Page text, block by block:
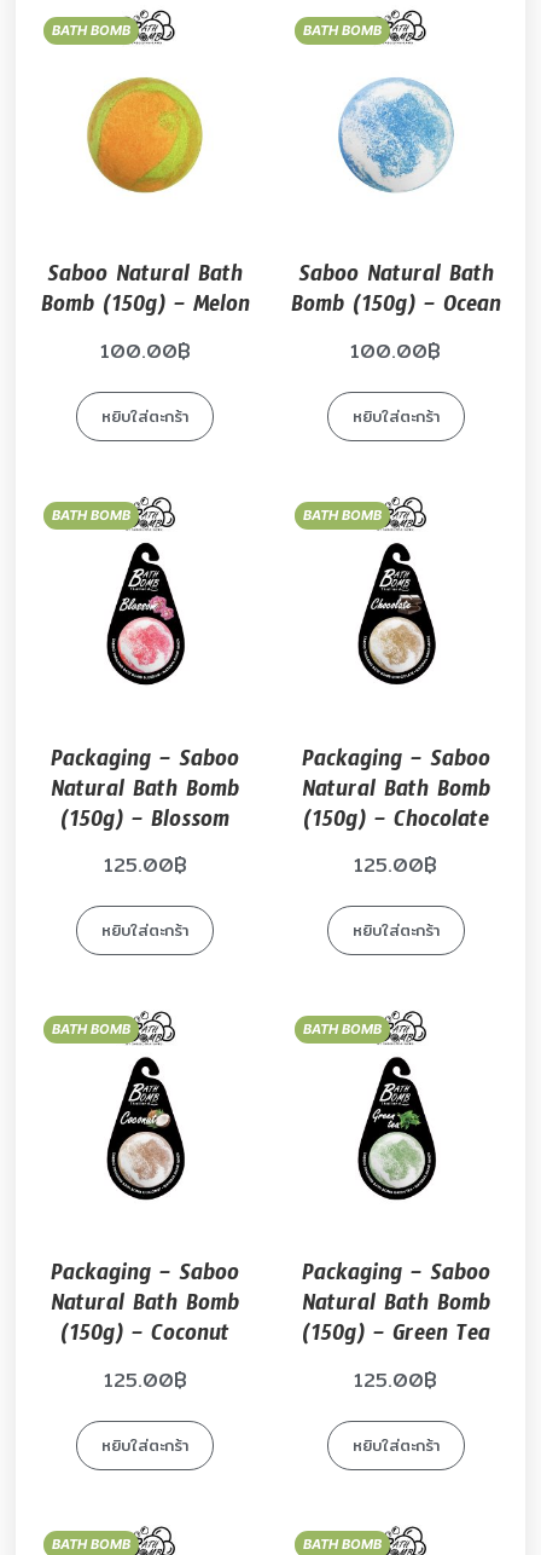
BATH BOMB
Saboo Natural Bath
Bomb (150g) – Melon
100.00฿
หยิบใส่ตะกร้า
BATH BOMB
Saboo Natural Bath
Bomb (150g) – Ocean
100.00฿
หยิบใส่ตะกร้า
BATH BOMB
Packaging – Saboo
Natural Bath Bomb
(150g) – Blossom
125.00฿
หยิบใส่ตะกร้า
BATH BOMB
Packaging – Saboo
Natural Bath Bomb
(150g) – Chocolate
125.00฿
หยิบใส่ตะกร้า
BATH BOMB
Packaging – Saboo
Natural Bath Bomb
(150g) – Coconut
125.00฿
หยิบใส่ตะกร้า
BATH BOMB
Packaging – Saboo
Natural Bath Bomb
(150g) – Green Tea
125.00฿
หยิบใส่ตะกร้า
BATH BOMB BATH BOMB